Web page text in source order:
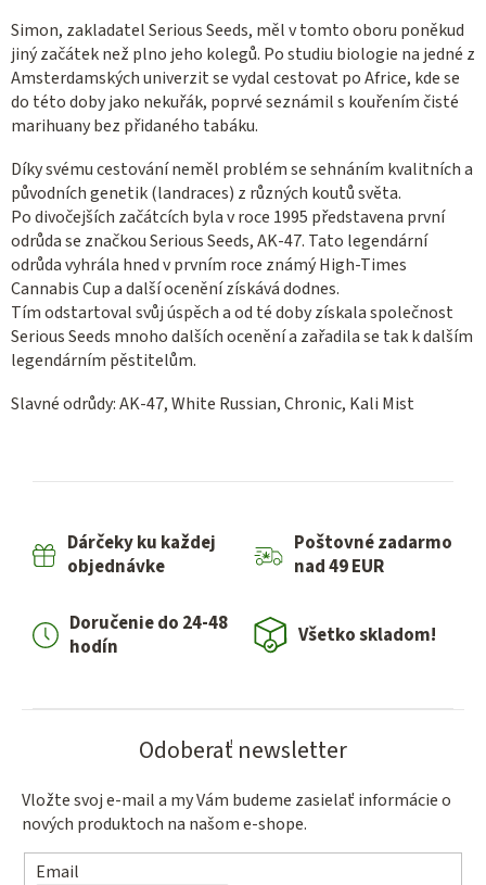
u
Simon, zakladatel Serious Seeds, měl v tomto oboru poněkud
jiný začátek než plno jeho kolegů. Po studiu biologie na jedné z
Amsterdamských univerzit se vydal cestovat po Africe, kde se
do této doby jako nekuřák, poprvé seznámil s kouřením čisté
marihuany bez přidaného tabáku.
Díky svému cestování neměl problém se sehnáním kvalitních a
původních genetik (landraces) z různých koutů světa.
Po divočejších začátcích byla v roce 1995 představena první
odrůda se značkou Serious Seeds, AK-47. Tato legendární
odrůda vyhrála hned v prvním roce známý High-Times
Cannabis Cup a další ocenění získává dodnes.
Tím odstartoval svůj úspěch a od té doby získala společnost
Serious Seeds mnoho dalších ocenění a zařadila se tak k dalším
legendárním pěstitelům.
Slavné odrůdy: AK-47, White Russian, Chronic, Kali Mist
Dárčeky ku každej
objednávke
Poštovné zadarmo
nad 49 EUR
Doručenie do 24-48
hodín
Všetko skladom!
Odoberať newsletter
Vložte svoj e-mail a my Vám budeme zasielať informácie o
nových produktoch na našom e-shope.
Email